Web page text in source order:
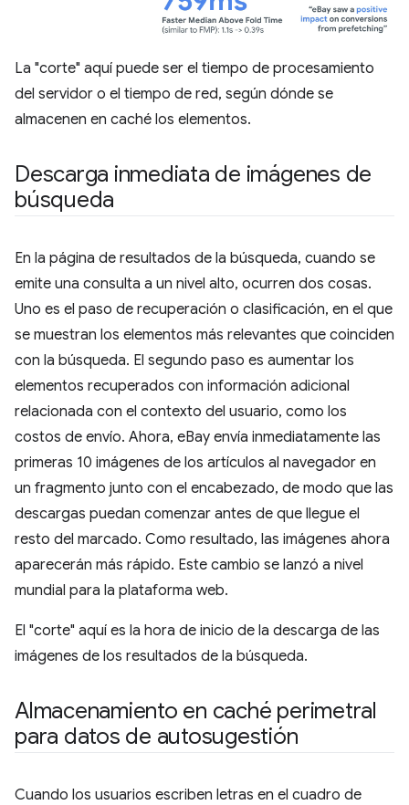
La "corte" aquí puede ser el tiempo de procesamiento
del servidor o el tiempo de red, según dónde se
almacenen en caché los elementos.
Descarga inmediata de imágenes de
búsqueda
En la página de resultados de la búsqueda, cuando se
emite una consulta a un nivel alto, ocurren dos cosas.
Uno es el paso de recuperación o clasificación, en el que
se muestran los elementos más relevantes que coinciden
con la búsqueda. El segundo paso es aumentar los
elementos recuperados con información adicional
relacionada con el contexto del usuario, como los
costos de envío. Ahora, eBay envía inmediatamente las
primeras 10 imágenes de los artículos al navegador en
un fragmento junto con el encabezado, de modo que las
descargas puedan comenzar antes de que llegue el
resto del marcado. Como resultado, las imágenes ahora
aparecerán más rápido. Este cambio se lanzó a nivel
mundial para la plataforma web.
El "corte" aquí es la hora de inicio de la descarga de las
imágenes de los resultados de la búsqueda.
Almacenamiento en caché perimetral
para datos de autosugestión
Cuando los usuarios escriben letras en el cuadro de